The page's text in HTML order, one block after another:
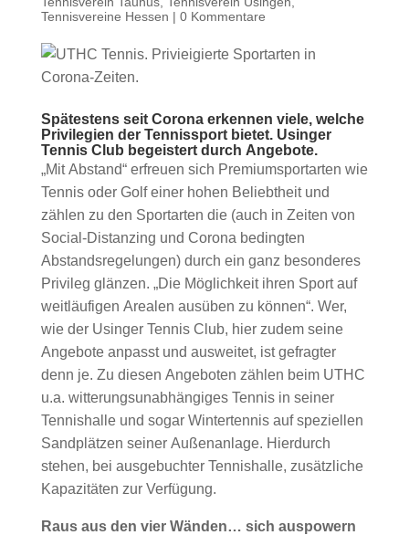
Tennisvereine Hessen | 0 Kommentare
Spätestens seit Corona erkennen viele, welche
Privilegien der Tennissport bietet. Usinger
Tennis Club begeistert durch Angebote.
„Mit Abstand“ erfreuen sich Premiumsportarten wie
Tennis oder Golf einer hohen Beliebtheit und
zählen zu den Sportarten die (auch in Zeiten von
Social-Distanzing und Corona bedingten
Abstandsregelungen) durch ein ganz besonderes
Privileg glänzen. „Die Möglichkeit ihren Sport auf
weitläufigen Arealen ausüben zu können“. Wer,
wie der Usinger Tennis Club, hier zudem seine
Angebote anpasst und ausweitet, ist gefragter
denn je. Zu diesen Angeboten zählen beim UTHC
u.a. witterungsunabhängiges Tennis in seiner
Tennishalle und sogar Wintertennis auf speziellen
Sandplätzen seiner Außenanlage. Hierdurch
stehen, bei ausgebuchter Tennishalle, zusätzliche
Kapazitäten zur Verfügung.
Raus aus den vier Wänden… sich auspowern